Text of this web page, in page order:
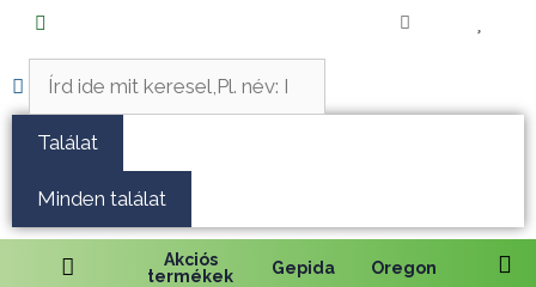
Fűnyírás
Vágás és fűrészelés
Akkumulátoros termékek
Talajápolás és tisztítás
Találat
Minden találat
Akciós
termékek
Gepida Oregon